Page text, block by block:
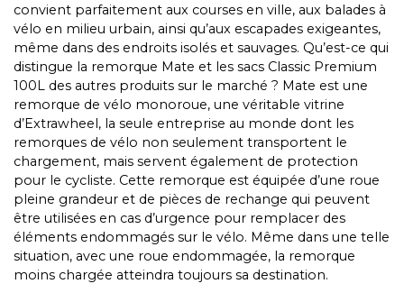
convient parfaitement aux courses en ville, aux balades à
vélo en milieu urbain, ainsi qu’aux escapades exigeantes,
même dans des endroits isolés et sauvages. Qu’est-ce qui
distingue la remorque Mate et les sacs Classic Premium
100L des autres produits sur le marché ? Mate est une
remorque de vélo monoroue, une véritable vitrine
d’Extrawheel, la seule entreprise au monde dont les
remorques de vélo non seulement transportent le
chargement, mais servent également de protection
pour le cycliste. Cette remorque est équipée d’une roue
pleine grandeur et de pièces de rechange qui peuvent
être utilisées en cas d’urgence pour remplacer des
éléments endommagés sur le vélo. Même dans une telle
situation, avec une roue endommagée, la remorque
moins chargée atteindra toujours sa destination.